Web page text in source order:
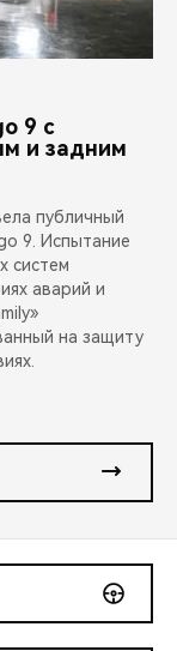
9 с
и задним
публичный
9. Испытание
систем
аварий и
на защиту